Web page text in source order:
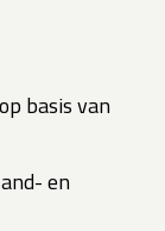
basis van
en